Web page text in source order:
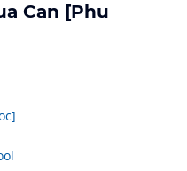
Can [Phu